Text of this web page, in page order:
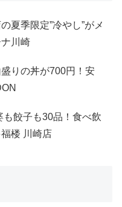
夏季限定”冷やし”がメ
川崎
りの丼が700円！安
も餃子も30品！食べ飲
楼 川崎店